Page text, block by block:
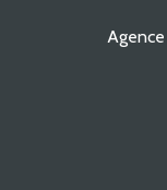
Agence